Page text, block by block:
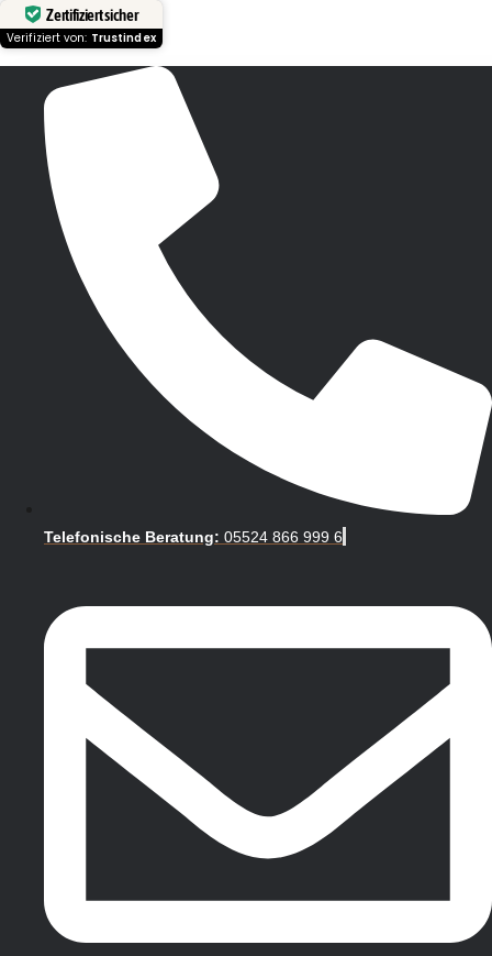
Zertifiziert sicher
Verifiziert von: Trustindex
Telefonische Beratung: 05524 866 999 6